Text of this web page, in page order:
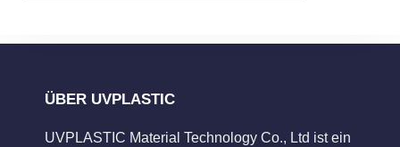
ÜBER UVPLASTIC
UVPLASTIC Material Technology Co., Ltd ist ein